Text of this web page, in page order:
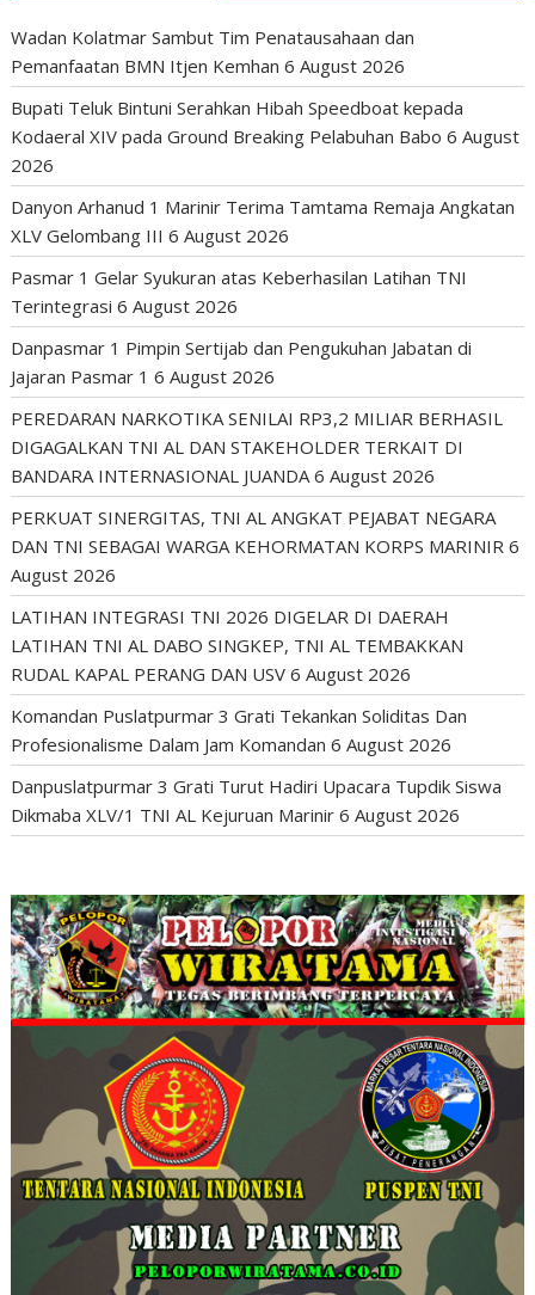
Wadan Kolatmar Sambut Tim Penatausahaan dan
Pemanfaatan BMN Itjen Kemhan 6 August 2026
Bupati Teluk Bintuni Serahkan Hibah Speedboat kepada
Kodaeral XIV pada Ground Breaking Pelabuhan Babo 6 August
2026
Danyon Arhanud 1 Marinir Terima Tamtama Remaja Angkatan
XLV Gelombang III 6 August 2026
Pasmar 1 Gelar Syukuran atas Keberhasilan Latihan TNI
Terintegrasi 6 August 2026
Danpasmar 1 Pimpin Sertijab dan Pengukuhan Jabatan di
Jajaran Pasmar 1 6 August 2026
PEREDARAN NARKOTIKA SENILAI RP3,2 MILIAR BERHASIL
DIGAGALKAN TNI AL DAN STAKEHOLDER TERKAIT DI
BANDARA INTERNASIONAL JUANDA 6 August 2026
PERKUAT SINERGITAS, TNI AL ANGKAT PEJABAT NEGARA
DAN TNI SEBAGAI WARGA KEHORMATAN KORPS MARINIR 6
August 2026
LATIHAN INTEGRASI TNI 2026 DIGELAR DI DAERAH
LATIHAN TNI AL DABO SINGKEP, TNI AL TEMBAKKAN
RUDAL KAPAL PERANG DAN USV 6 August 2026
Komandan Puslatpurmar 3 Grati Tekankan Soliditas Dan
Profesionalisme Dalam Jam Komandan 6 August 2026
Danpuslatpurmar 3 Grati Turut Hadiri Upacara Tupdik Siswa
Dikmaba XLV/1 TNI AL Kejuruan Marinir 6 August 2026